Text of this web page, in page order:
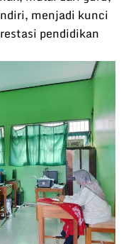
menjadi kunci
pendidikan